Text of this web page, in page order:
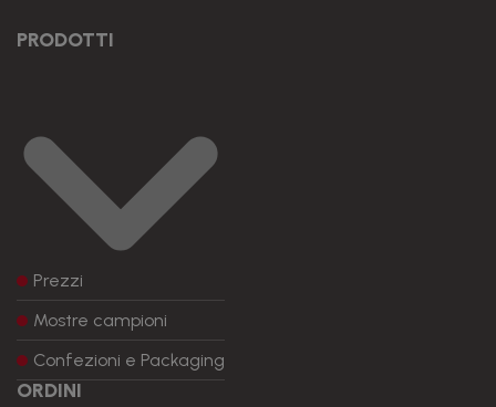
PRODOTTI
Prezzi
Mostre campioni
Confezioni e Packaging
ORDINI